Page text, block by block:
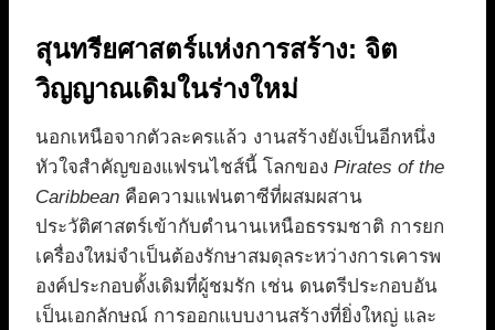
สุนทรียศาสตร์แห่งการสร้าง: จิต
วิญญาณเดิมในร่างใหม่
นอกเหนือจากตัวละครแล้ว งานสร้างยังเป็นอีกหนึ่ง
หัวใจสำคัญของแฟรนไชส์นี้ โลกของ Pirates of the
Caribbean คือความแฟนตาซีที่ผสมผสาน
ประวัติศาสตร์เข้ากับตำนานเหนือธรรมชาติ การยก
เครื่องใหม่จำเป็นต้องรักษาสมดุลระหว่างการเคารพ
องค์ประกอบดั้งเดิมที่ผู้ชมรัก เช่น ดนตรีประกอบอัน
เป็นเอกลักษณ์ การออกแบบงานสร้างที่ยิ่งใหญ่ และ